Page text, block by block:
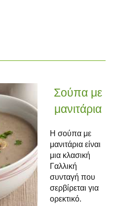
Σούπα με
μανιτάρια
Η σούπα με
μανιτάρια είναι
μια κλασική
Γαλλική
συνταγή που
σερβίρεται για
ορεκτικό.